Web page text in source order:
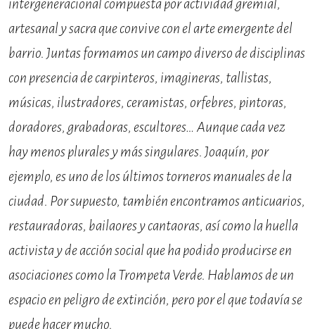
intergeneracional compuesta por actividad gremial,
artesanal y sacra que convive con el arte emergente del
barrio. Juntas formamos un campo diverso de disciplinas
con presencia de carpinteros, imagineras, tallistas,
músicas, ilustradores, ceramistas, orfebres, pintoras,
doradores, grabadoras, escultores… Aunque cada vez
hay menos plurales y más singulares. Joaquín, por
ejemplo, es uno de los últimos torneros manuales de la
ciudad. Por supuesto, también encontramos anticuarios,
restauradoras, bailaores y cantaoras, así como la huella
activista y de acción social que ha podido producirse en
asociaciones como la Trompeta Verde. Hablamos de un
espacio en peligro de extinción, pero por el que todavía se
puede hacer mucho.